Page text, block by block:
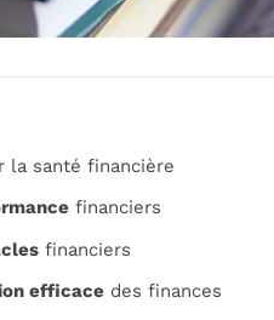
la santé financière
financiers
financiers
efficace des finances